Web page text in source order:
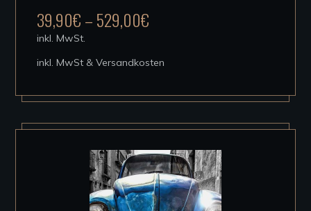
Die
auf
der
Produktseite
gewählt
39,90€–529,00€
inkl. MwSt.
inkl. MwSt & Versandkosten